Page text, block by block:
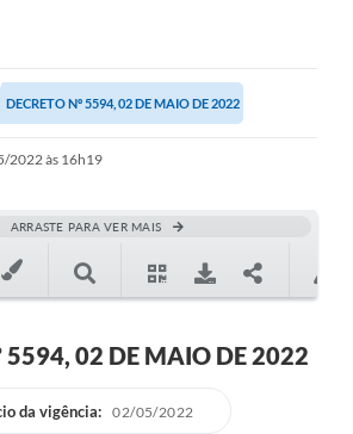
DECRETO Nº 5594, 02 DE MAIO DE 2022
2022 às 16h19
ARRASTE PARA VER MAIS
5594, 02 DE MAIO DE 2022
da vigência: 02/05/2022